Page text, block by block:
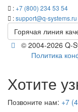
:+7 (800) 234 53 54
:support@q-​systems.ru
Го­ря­чая линия
© 2004-2026 Q-​
По­ли­ти­ка
Хотите
Позвоните нам: +7